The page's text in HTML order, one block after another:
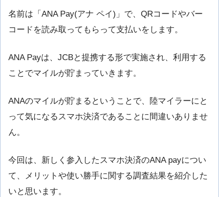
名前は「ANA Pay(アナ ペイ)」で、QRコードやバー
コードを読み取ってもらって支払いをします。
ANA Payは、JCBと提携する形で実施され、利用する
ことでマイルが貯まっていきます。
ANAのマイルが貯まるということで、陸マイラーにと
って気になるスマホ決済であることに間違いありませ
ん。
今回は、新しく参入したスマホ決済のANA payについ
て、メリットや使い勝手に関する調査結果を紹介した
いと思います。